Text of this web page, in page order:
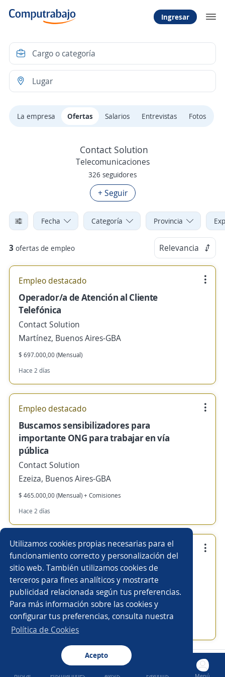
Utilizamos cookies propias necesarias para el
funcionamiento correcto y personalización del
sitio web. También utilizamos cookies de
terceros para fines analíticos y mostrarte
publicidad relacionada según tus preferencias.
Para más información sobre las cookies y
configurar tus preferencias, consulta nuestra
Política de Cookies
Acepto
Ingresar
Buscar Postulaciones Avisos Favoritos
La empresa Ofertas Salarios Entrevistas Fotos
Contact Solution
Telecomunicaciones
326 seguidores
+ Seguir
Fecha Categoría Provincia
3 ofertas de empleo Relevancia
Empleo destacado
Operador/a de Atención al Cliente
Telefónica
Contact Solution
Martínez, Buenos Aires-GBA
$ 697.000,00 (Mensual)
Hace 2 días
Empleo destacado
Buscamos sensibilizadores para
importante ONG para trabajar en vía
pública
Contact Solution
Ezeiza, Buenos Aires-GBA
$ 465.000,00 (Mensual) + Comisiones
Hace 2 días
Empleo destacado
Líder de Equipo F2F Diálogo Directo Sr.
Contact Solution
Martínez, Buenos Aires-GBA
Hace 2 días
Nuevas ofertas de empleo Avísame